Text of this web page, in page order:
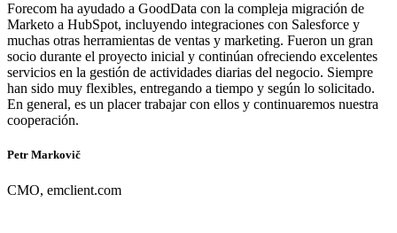
Forecom ha ayudado a GoodData con la compleja migración de
Marketo a HubSpot, incluyendo integraciones con Salesforce y
muchas otras herramientas de ventas y marketing. Fueron un gran
socio durante el proyecto inicial y continúan ofreciendo excelentes
servicios en la gestión de actividades diarias del negocio. Siempre
han sido muy flexibles, entregando a tiempo y según lo solicitado.
En general, es un placer trabajar con ellos y continuaremos nuestra
cooperación.
Petr Markovič
CMO, emclient.com